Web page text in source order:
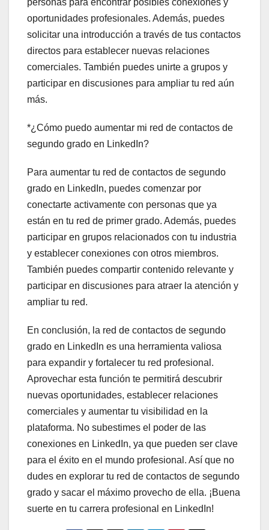
personas para encontrar posibles conexiones y
oportunidades profesionales. Además, puedes
solicitar una introducción a través de tus contactos
directos para establecer nuevas relaciones
comerciales. También puedes unirte a grupos y
participar en discusiones para ampliar tu red aún
más.
*¿Cómo puedo aumentar mi red de contactos de
segundo grado en LinkedIn?
Para aumentar tu red de contactos de segundo
grado en LinkedIn, puedes comenzar por
conectarte activamente con personas que ya
están en tu red de primer grado. Además, puedes
participar en grupos relacionados con tu industria
y establecer conexiones con otros miembros.
También puedes compartir contenido relevante y
participar en discusiones para atraer la atención y
ampliar tu red.
En conclusión, la red de contactos de segundo
grado en LinkedIn es una herramienta valiosa
para expandir y fortalecer tu red profesional.
Aprovechar esta función te permitirá descubrir
nuevas oportunidades, establecer relaciones
comerciales y aumentar tu visibilidad en la
plataforma. No subestimes el poder de las
conexiones en LinkedIn, ya que pueden ser clave
para el éxito en el mundo profesional. Así que no
dudes en explorar tu red de contactos de segundo
grado y sacar el máximo provecho de ella. ¡Buena
suerte en tu carrera profesional en LinkedIn!